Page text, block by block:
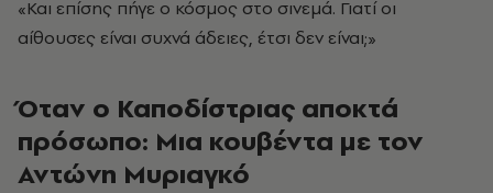
«Και επίσης πήγε ο κόσμος στο σινεμά. Γιατί οι
αίθουσες είναι συχνά άδειες, έτσι δεν είναι;»
Όταν ο Καποδίστριας αποκτά
πρόσωπο: Μια κουβέντα με τον
Αντώνη Μυριαγκό